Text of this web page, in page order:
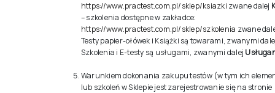
https://www.practest.com.pl/sklep/ksiazki zwane dalej
– szkolenia dostępne w zakładce:
https://www.practest.com.pl/sklep/szkolenia zwane
Testy papier-ołówek i Książki są towarami, zwanymi
Szkolenia i E-testy są usługami, zwanymi dalej
Warunkiem dokonania zakupu testów (w tym ich
lub szkoleń w Sklepie jest zarejestrowanie się na stronie